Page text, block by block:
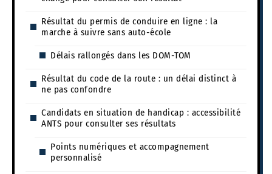
Résultat du permis de conduire en ligne : la
marche à suivre sans auto-école
Délais rallongés dans les DOM-TOM
Résultat du code de la route : un délai distinct à
ne pas confondre
Candidats en situation de handicap : accessibilité
ANTS pour consulter ses résultats
Points numériques et accompagnement
personnalisé